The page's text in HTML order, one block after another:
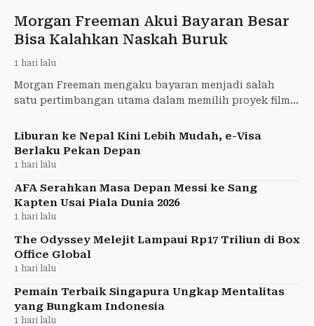
Morgan Freeman Akui Bayaran Besar
Bisa Kalahkan Naskah Buruk
1 hari lalu
Morgan Freeman mengaku bayaran menjadi salah
satu pertimbangan utama dalam memilih proyek film.
menjelang penay
Liburan ke Nepal Kini Lebih Mudah, e-Visa
Berlaku Pekan Depan
1 hari lalu
AFA Serahkan Masa Depan Messi ke Sang
Kapten Usai Piala Dunia 2026
1 hari lalu
The Odyssey Melejit Lampaui Rp17 Triliun di Box
Office Global
1 hari lalu
Pemain Terbaik Singapura Ungkap Mentalitas
yang Bungkam Indonesia
1 hari lalu